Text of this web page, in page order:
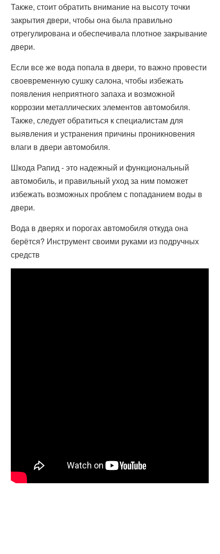
Также, стоит обратить внимание на высоту точки
закрытия двери, чтобы она была правильно
отрегулирована и обеспечивала плотное закрывание
двери.
Если все же вода попала в двери, то важно провести
своевременную сушку салона, чтобы избежать
появления неприятного запаха и возможной
коррозии металлических элементов автомобиля.
Также, следует обратиться к специалистам для
выявления и устранения причины проникновения
влаги в двери автомобиля.
Шкода Рапид - это надежный и функциональный
автомобиль, и правильный уход за ним поможет
избежать возможных проблем с попаданием воды в
двери.
Вода в дверях и порогах автомобиля откуда она
берётся? Инструмент своими руками из подручных
средств